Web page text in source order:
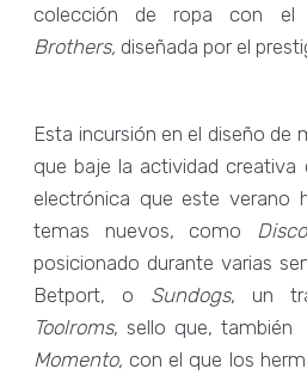
colección de ropa con el
Brothers, diseñada por el
Esta incursión en el diseño de
que baje la actividad
electrónica que este verano
temas nuevos, como
posicionado durante varias
Betport, o Sundogs, un
Toolroms, sello que, también
Momento, con el que los